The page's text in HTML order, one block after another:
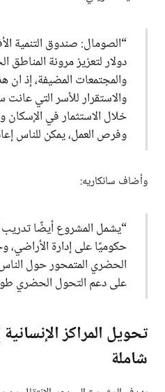
دولار لتعزيز مرونة المناطق
والمجتمعات المضيفة، إذ ان
والاستقرار للأسر التي
خلال الاستثمار في الإسكان
وفرص العمل، يمكن للناس
وأضاف سانكاريه:
حكوميًا على إدارة الأراضي،
الحضري المتمحور حول
على دعم التحول الحضري
تحويل المراكز
شاملة